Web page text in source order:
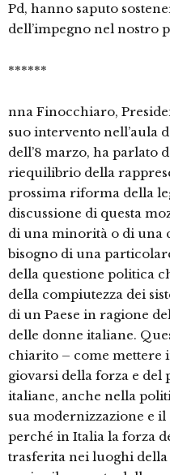
Pd, hanno saputo
dell’impegno nel nostro
******
nna Finocchiaro,
suo intervento nell’aula
dell’8 marzo, ha parlato
riequilibrio della
prossima riforma della
discussione di questa
di una minorità o di una
bisogno di una
della questione politica
della compiutezza dei
di un Paese in ragione
delle donne italiane.
chiarito – come mettere
giovarsi della forza e del
italiane, anche nella
sua modernizzazione e il
perché in Italia la forza
trasferita nei luoghi